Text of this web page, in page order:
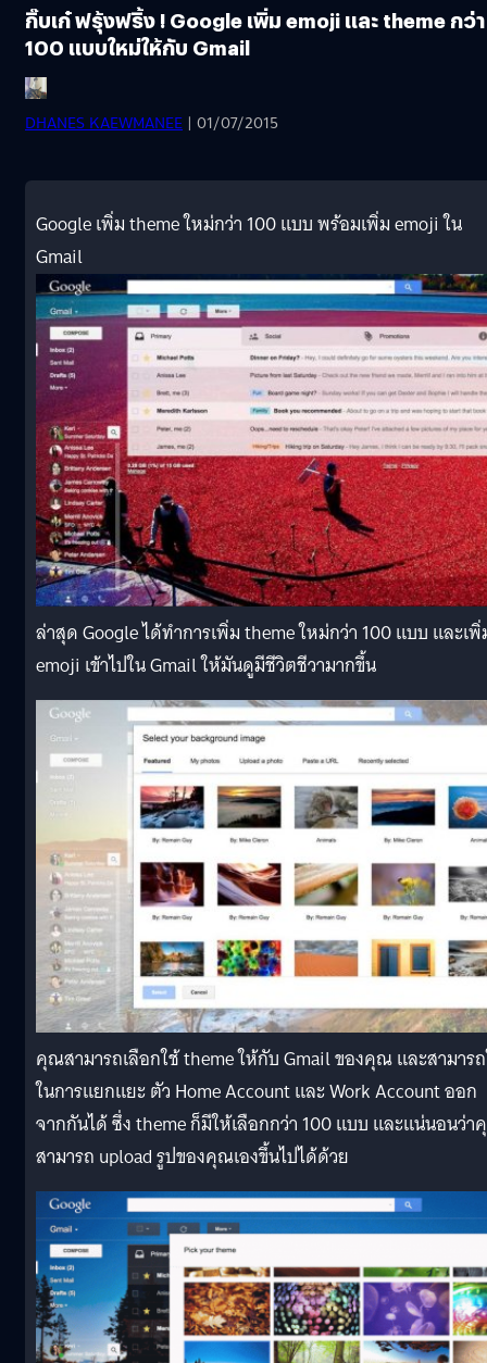
กิ๊บเก๋ ฟรุ้งฟริ้ง ! Google เพิ่ม emoji และ theme กว่า
100 แบบใหม่ให้กับ Gmail
DHANES KAEWMANEE | 01/07/2015
Google เพิ่ม theme ใหม่กว่า 100 แบบ พร้อมเพิ่ม emoji ใน
Gmail
ล่าสุด Google ได้ทำการเพิ่ม theme ใหม่กว่า 100 แบบ และเ
emoji เข้าไปใน Gmail ให้มันดูมีชีวิตชีวามากขึ้น
คุณสามารถเลือกใช้ theme ให้กับ Gmail ของคุณ และสามาร
ในการแยกแยะ ตัว Home Account และ Work Account ออก
จากกันได้ ซึ่ง theme ก็มีให้เลือกกว่า 100 แบบ และแน่นอนว่
สามารถ upload รูปของคุณเองขึ้นไปได้ด้วย